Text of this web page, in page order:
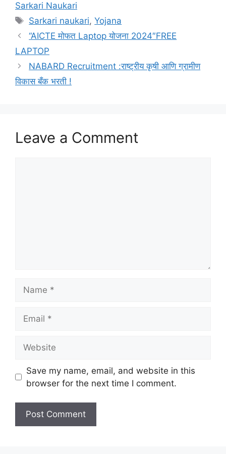
Sarkari Naukari
Tags
Sarkari naukari,Yojana
“AICTE मोफत Laptop योजना 2024″FREE
LAPTOP
NABARD Recruitment :राष्ट्रीय कृषी आणि ग्रामीण
विकास बँक भरती !
Leave a Comment
Save my name, email, and website in this
browser for the next time I comment.